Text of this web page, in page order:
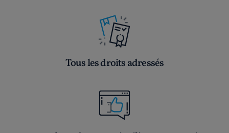
Tous les droits adressés